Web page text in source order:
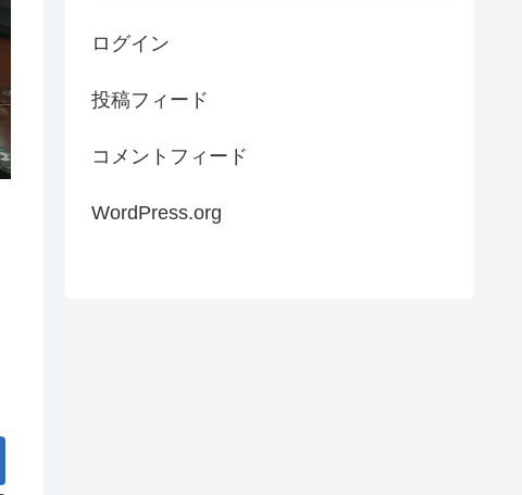
ログイン
投稿フィード
コメントフィード
WordPress.org